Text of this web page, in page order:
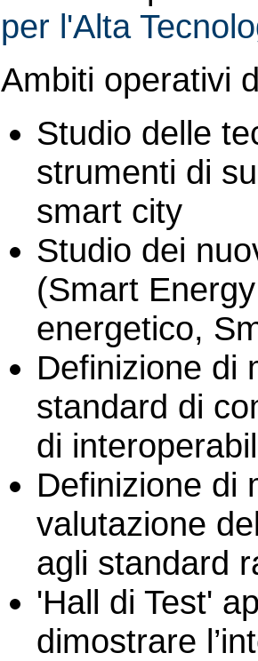
per l'Alta
Ambiti operativi
Studio delle
strumenti di
smart city
Studio dei
(Smart
energetico,
Definizione di
standard di
di
Definizione di
valutazione
agli standard
'Hall di Test'
dimostrare